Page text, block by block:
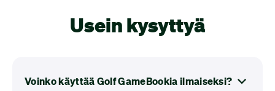
Usein kysyttyä
Voinko käyttää Golf GameBookia ilmaiseksi?